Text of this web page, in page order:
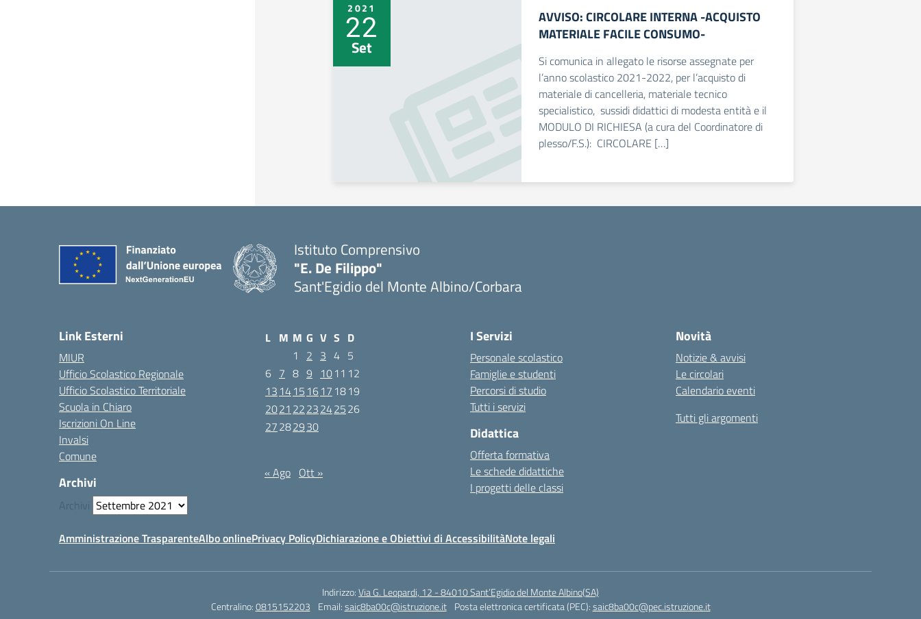
2021
22
Set
AVVISO: CIRCOLARE INTERNA -ACQUISTO
MATERIALE FACILE CONSUMO-
Si comunica in allegato le risorse assegnate per
l’anno scolastico 2021-2022, per l’acquisto di
materiale di cancelleria, materiale tecnico
specialistico, sussidi didattici di modesta entità e il
MODULO DI RICHIESA (a cura del Coordinatore di
plesso/F.S.): CIRCOLARE […]
Istituto Comprensivo
"E. De Filippo"
Sant'Egidio del Monte Albino/Corbara
Link Esterni
MIUR
Ufficio Scolastico Regionale
Ufficio Scolastico Territoriale
Scuola in Chiaro
Iscrizioni On Line
Invalsi
Comune
Archivi
Archivi
L M M G V S D
1
2 3 4 5
6 7 8 9 1011 12
13 1415 1617 1819
2021 2223242526
27282930
« Ago Ott »
I Servizi
Personale scolastico
Famiglie e studenti
Percorsi di studio
Tutti i servizi
Didattica
Offerta formativa
Le schede didattiche
I progetti delle classi
Novità
Notizie & avvisi
Le circolari
Calendario eventi
Tutti gli argomenti
Amministrazione TrasparenteAlbo onlinePrivacy PolicyDichiarazione e Obiettivi di AccessibilitàNote legali
Indirizzo:Via G. Leopardi, 12 - 84010 Sant’Egidio del Monte Albino(SA)
Centralino:0815152203 Email:saic8ba00c@istruzione.it Posta elettronica certificata (PEC):saic8ba00c@pec.istruzione.it